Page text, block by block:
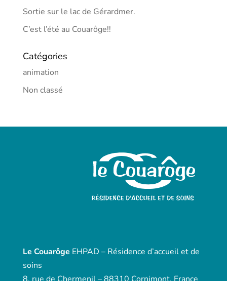
Sortie sur le lac de Gérardmer.
C’est l’été au Couarôge!!
Catégories
animation
Non classé
Le Couarôge EHPAD – Résidence d’accueil et de
soins